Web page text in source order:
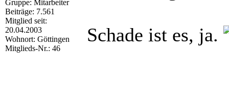
Gruppe: Mitarbeiter
Beiträge: 7.561
Mitglied seit:
20.04.2003
Wohnort: Göttingen
Mitglieds-Nr.: 46
Schade ist es, ja.